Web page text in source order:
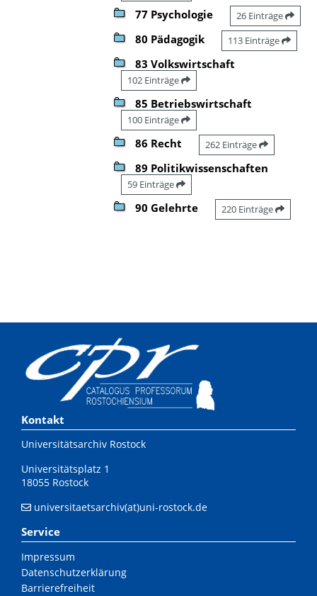
77 Psychologie 26 Einträge
80 Pädagogik 113 Einträge
83 Volkswirtschaft
102 Einträge
85 Betriebswirtschaft
100 Einträge
86 Recht 262 Einträge
89 Politikwissenschaften
59 Einträge
90 Gelehrte 220 Einträge
Kontakt
Universitätsarchiv Rostock
Universitätsplatz 1
18055 Rostock
universitaetsarchiv(at)uni-rostock.de
Service
Impressum
Datenschutzerklärung
Barrierefreiheit